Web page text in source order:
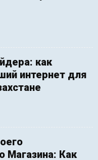
как
интернет для
Магазина: Как